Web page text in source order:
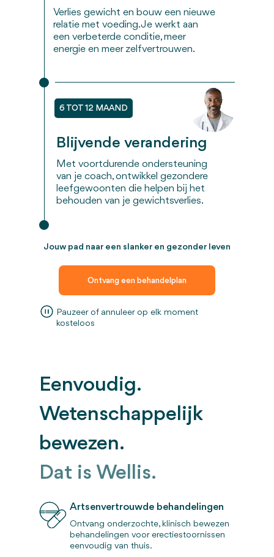
6 TOT 12 MAAND
Verlies gewicht en bouw een nieuwe
relatie met voeding. Je werkt aan
een verbeterde conditie, meer
energie en meer zelfvertrouwen.
Blijvende verandering
Met voortdurende ondersteuning
van je coach, ontwikkel gezondere
leefgewoonten die helpen bij het
behouden van je gewichtsverlies.
Jouw pad naar een slanker en gezonder leven
Ontvang een behandelplan
Pauzeer of annuleer op elk moment
kosteloos
Eenvoudig.
Wetenschappelijk
bewezen.
Dat is Wellis.
Artsenvertrouwde behandelingen
Ontvang onderzochte, klinisch bewezen
behandelingen voor erectiestoornissen
eenvoudig van thuis.